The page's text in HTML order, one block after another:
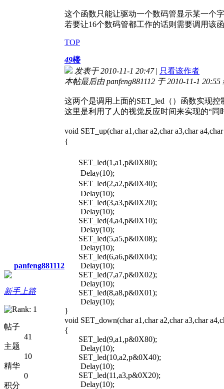
这个函数只能让驱动一个数码管显示某一个
若要让16个数码管都工作的话则需要调用该
TOP
panfeng881112
新手上路
帖子
41
主题
10
精华
0
积分
49楼
发表于 2010-11-1 20:47| 只看该作者
本帖最后由 panfeng881112 于 2010-11-1 20:55
这两个是调用上面的SET_led（）函数实现
这里是利用了人的视觉反应时间来实现的“同
void SET_up(char a1,char a2,char a3,char
{ // 对于
SET_led(1,a1,p&0X80); // 对
Delay(10); // 为0时
SET_led(2,a2,p&0X40); //
Delay(10);
Delay(10);
Delay(10);
Delay(10);
Delay(10);
void SET_down(char a1,char a2,char a3,char
{
SET_led(9,a1,p&0X80);
Delay(10);
SET_led(10,a2,p&0X40);
Delay(10);
SET_led(11,a3,p&0X20);
Delay(10);